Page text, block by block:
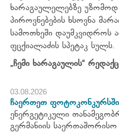
ხარაგაულელებზე უზომოდ
პიროვნებების ხსოვნა
სამოთხეში დაუმკვიდროს
ფცქიალაძის სპეტაკ სულს.
„ჩემი ხარაგაულის“
03.08.2026
ჩაერთეთ ფოტოკონკურსში
ენერგეტიკული
გერმანიის